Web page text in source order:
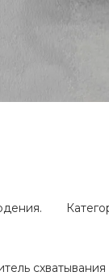
схватывания